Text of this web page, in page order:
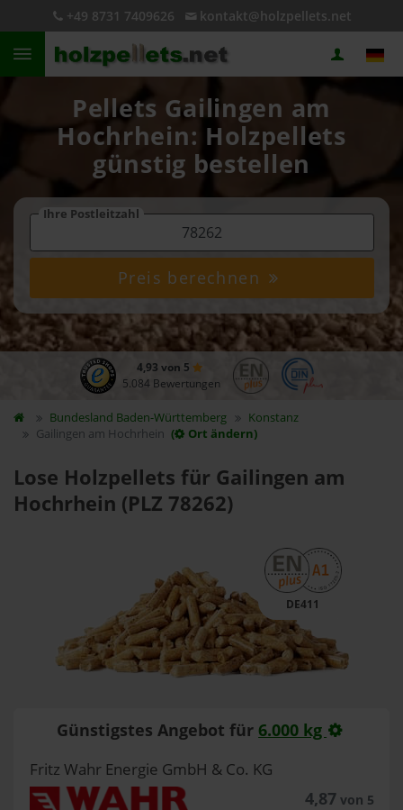
+49 8731 7409626 kontakt@holzpellets.net
Pellets Gailingen am
Hochrhein: Holzpellets
günstig bestellen
Ihre Postleitzahl
Preis berechnen
4,93 von 5
5.084 Bewertungen
Bundesland Baden-Württemberg
Konstanz
Gailingen am Hochrhein ( Ort ändern)
Lose Holzpellets für Gailingen am
Hochrhein (PLZ 78262)
DE411
Günstigstes Angebot für 6.000 kg
Fritz Wahr Energie GmbH & Co. KG
4,87von 5